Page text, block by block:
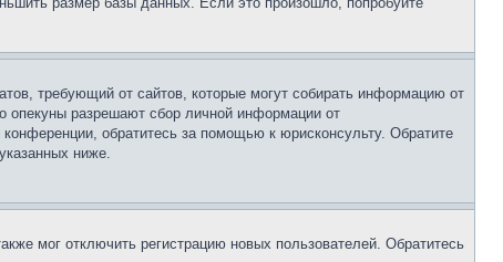
требующий от сайтов, которые могут собирать информацию от
опекуны разрешают сбор личной информации от
обратитесь за помощью к юрисконсульту. Обратите
ниже.
мог отключить регистрацию новых пользователей. Обратитесь